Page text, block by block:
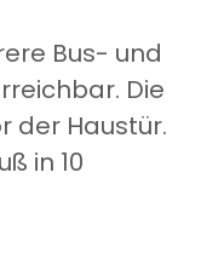
Bus- und
Die
der Haustür.
in 10